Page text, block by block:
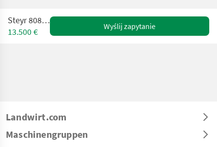
Steyr 8080 SK1
13.500 €
Wyślij zapytanie
Landwirt.com
Maschinengruppen